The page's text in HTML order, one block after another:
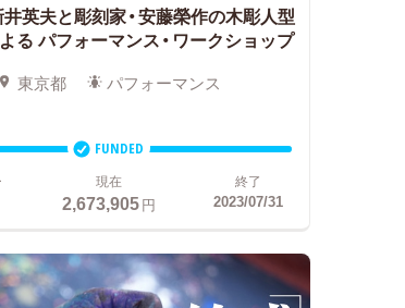
井英夫と彫刻家・安藤榮作の木彫人型
るパフォーマンス・ワークショップ
東京都 パフォーマンス
FUNDED
現在
2,673,905円
終了
2023/07/31